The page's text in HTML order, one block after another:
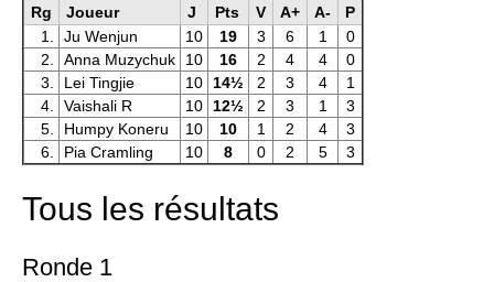
UNDER TIME PRESSURE!
* STYLE SIMULATION AT THE HIGHEST LEVEL
* EVEN STRONGER. EVEN MORE BEAUTIFUL.
EVEN MORE DIRECT.
Rg Joueur J Pts V A+ A-
P
1.
Ju Wenjun 10 19 3 6 1
0
2.
Anna Muzychuk 10 16 2 4 4
0
3.
Lei Tingjie 10 14½ 2 3 4
1
4.
Vaishali R 10 12½ 2 3 1
3
5.
Humpy Koneru 10 10 1 2 4
3
6.
Pia Cramling 10 8 0 2 5 3
Tous les résultats
Ronde 1